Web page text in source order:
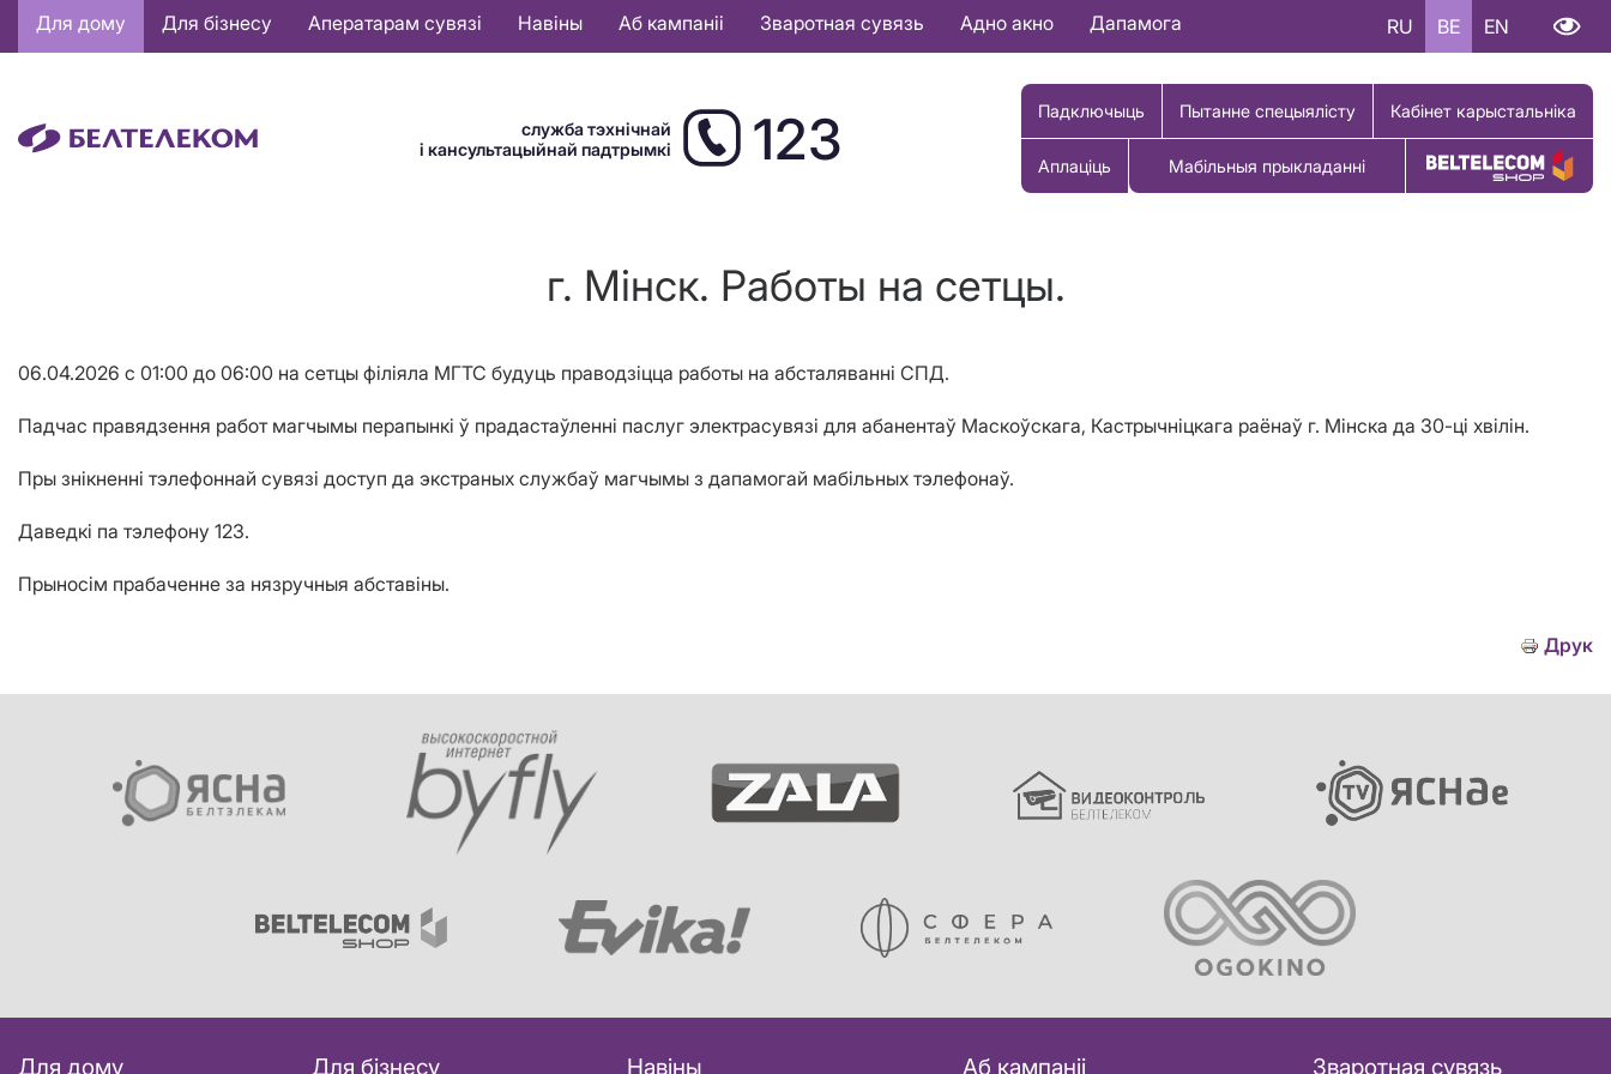
Основная
навигация
Для дому Для бізнесу Аператарам сувязі Навіны Аб кампаніі Зваротная сувязь Адно акно Дапамога RU BE EN
служба тэхнічнай
і кансультацыйнай падтрымкі
123 Падключыць Пытанне спецыялісту Кабінет карыстальніка
Аплаціць Мабільныя прыкладанні Купіць тавар
г. Мінск. Работы на сетцы.
06.04.2026 с 01:00 до 06:00 на сетцы філіяла МГТС будуць праводзіцца работы на абсталяванні СПД.
Падчас правядзення работ магчымы перапынкі ў прадастаўленні паслуг электрасувязі для абанентаў Маскоўскага, Кастрычнiцкага раёнаў г. Мiнска да 30-ці хвілін.
Пры знікненні тэлефоннай сувязі доступ да экстраных службаў магчымы з дапамогай мабільных тэлефонаў.
Даведкі па тэлефону 123.
Прыносiм прабаченне за нязручныя абставiны.
Друк
Для дому Для бізнесу Навіны Аб кампаніі Зваротная сувязь